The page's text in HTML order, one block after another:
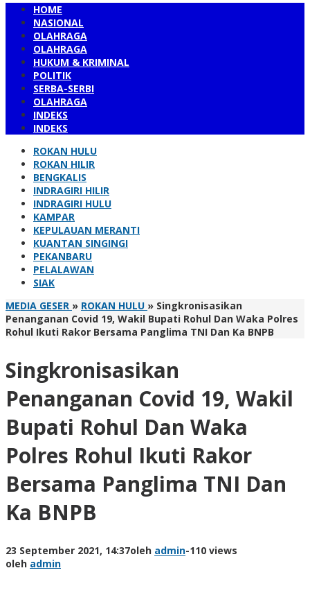
HOME
NASIONAL
OLAHRAGA
OLAHRAGA
HUKUM & KRIMINAL
POLITIK
SERBA-SERBI
OLAHRAGA
INDEKS
INDEKS
ROKAN HULU
ROKAN HILIR
BENGKALIS
INDRAGIRI HILIR
INDRAGIRI HULU
KAMPAR
KEPULAUAN MERANTI
KUANTAN SINGINGI
PEKANBARU
PELALAWAN
SIAK
MEDIA GESER » ROKAN HULU » Singkronisasikan
Penanganan Covid 19, Wakil Bupati Rohul Dan Waka Polres
Rohul Ikuti Rakor Bersama Panglima TNI Dan Ka BNPB
Singkronisasikan
Penanganan Covid 19, Wakil
Bupati Rohul Dan Waka
Polres Rohul Ikuti Rakor
Bersama Panglima TNI Dan
Ka BNPB
23 September 2021, 14:37oleh admin-110 views
oleh admin